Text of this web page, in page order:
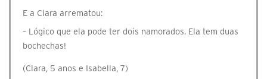
E a Clara arrematou:
– Lógico que ela pode ter dois namorados. Ela tem duas
bochechas!
(Clara, 5 anos e Isabella, 7)